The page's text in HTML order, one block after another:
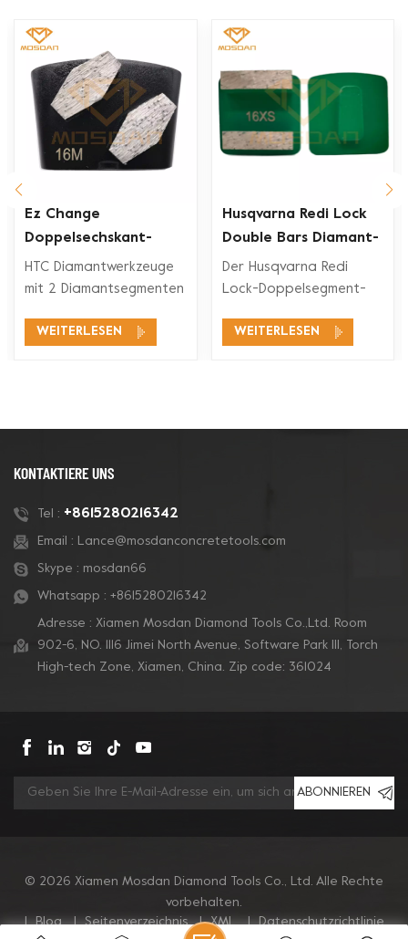
Ez Change
Doppelsechskant-
Segment-Diamant-
Schleifschuh
HTC Diamantwerkzeuge
mit 2 Diamantsegmenten
breites
WEITERLESEN
Husqvarna Redi Lock
Double Bars Diamant-
Schleifschuh für
Betonboden
Der Husqvarna Redi
Lock-Doppelsegment-
mit den Husqvarna Redi
WEITERLESEN
KONTAKTIERE UNS
Tel : +8615280216342
Email : Lance@mosdanconcretetools.com
Skype : mosdan66
Whatsapp : +8615280216342
Adresse : Xiamen Mosdan Diamond Tools Co.,Ltd. Room
902-6, NO. 1116 Jimei North Avenue, Software Park Ill, Torch
High-tech Zone, Xiamen, China. Zip code: 361024
ABONNIEREN
© 2026 Xiamen Mosdan Diamond Tools Co., Ltd. Alle Rechte
vorbehalten.
|
Blog | Seitenverzeichnis | XML | Datenschutzrichtlinie